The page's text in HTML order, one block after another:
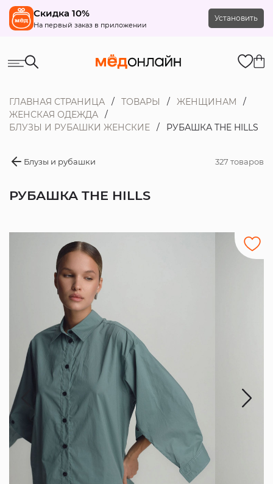
Скидка 10%
На первый заказ в приложении
Установить
ГЛАВНАЯ СТРАНИЦА ТОВАРЫ
ЖЕНЩИНАМ
ЖЕНСКАЯ ОДЕЖДА
БЛУЗЫ И РУБАШКИ ЖЕНСКИЕ
РУБАШКА THE HILLS
Блузы и рубашки 327 товаров
РУБАШКА THE HILLS